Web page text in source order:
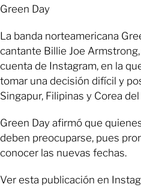
Green Day
La banda norteamericana
cantante Billie Joe
cuenta de Instagram, en la
tomar una decisión difícil y
Singapur, Filipinas y Corea
Green Day afirmó que
deben preocuparse, pues
conocer las nuevas fechas.
Ver esta publicación en